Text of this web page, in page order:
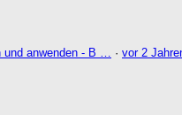
anwenden - B … · vor 2